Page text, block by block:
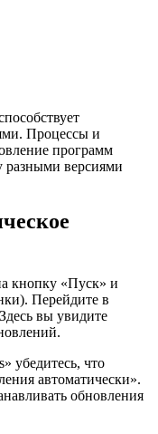
Процессы и
программ
разными версиями
кнопку «Пуск» и
Перейдите в
вы увидите
убедитесь, что
автоматически».
обновления